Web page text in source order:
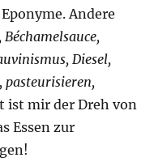
Andere
Diesel,
pasteurisieren,
ist mir der Dreh von
Essen zur